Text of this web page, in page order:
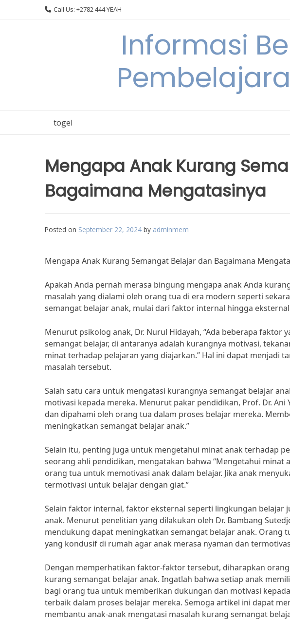
Call Us: +2782 444 YEAH
Informasi
togel
Mengapa Anak Kurang
Bagaimana Mengatasinya
Posted on September 22, 2024 by adminmem
Mengapa Anak Kurang Semangat Belajar dan Bagaimana
Apakah Anda pernah merasa bingung mengapa anak Anda
masalah yang dialami oleh orang tua di era modern seperti
semangat belajar anak, mulai dari faktor internal hingga
Menurut psikolog anak, Dr. Nurul Hidayah, “Ada beberapa faktor
semangat belajar, di antaranya adalah kurangnya motivasi,
minat terhadap pelajaran yang diajarkan.” Hal ini dapat menjadi
masalah tersebut.
Salah satu cara untuk mengatasi kurangnya semangat belajar
motivasi kepada mereka. Menurut pakar pendidikan, Prof. Dr.
dan dipahami oleh orang tua dalam proses belajar mereka.
meningkatkan semangat belajar anak.”
Selain itu, penting juga untuk mengetahui minat anak terhadap
seorang ahli pendidikan, mengatakan bahwa “Mengetahui
orang tua untuk memotivasi anak dalam belajar. Jika anak
termotivasi untuk belajar dengan giat.”
Selain faktor internal, faktor eksternal seperti lingkungan belajar
anak. Menurut penelitian yang dilakukan oleh Dr. Bambang
mendukung dapat meningkatkan semangat belajar anak. Orang
yang kondusif di rumah agar anak merasa nyaman dan
Dengan memperhatikan faktor-faktor tersebut, diharapkan
kurang semangat belajar anak. Ingatlah bahwa setiap anak
bagi orang tua untuk memberikan dukungan dan motivasi
terbaik dalam proses belajar mereka. Semoga artikel ini dapat
membantu anak-anak mengatasi masalah kurang semangat